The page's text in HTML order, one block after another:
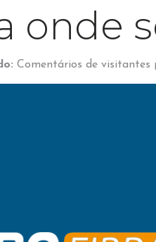
onde
Comentários de visitantes